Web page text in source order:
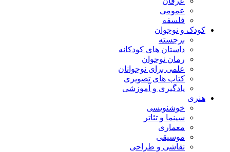
عمومی
فلسفه
کودک و نوجوان
برجسته
داستان های کودکانه
رمان نوجوان
علمی برای نوجوانان
کتاب های تصویری
یادگیری و آموزشی
هنری
خوشنویسی
سینما و تئاتر
معماری
موسیقی
نقاشی و طراحی